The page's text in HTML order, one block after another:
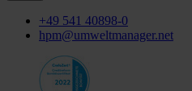
+49 541 40898-0
hpm@umweltmanager.net